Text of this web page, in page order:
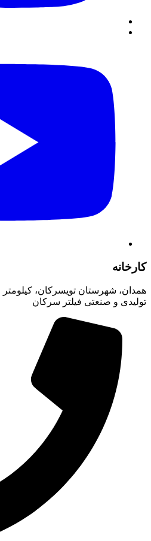
کارخانه
تولیدی و صنعتی فیلتر سرکان